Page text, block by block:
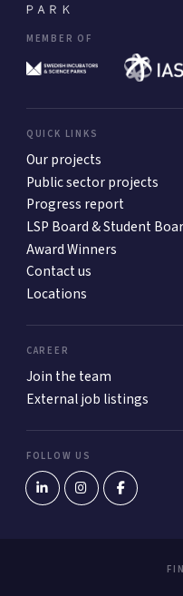
MEMBER OF
QUICK LINKS
Our projects
Public sector projects
Progress report
LSP Board & Student
Award Winners
Contact us
Locations
CAREER
Join the team
External job listings
FOLLOW US